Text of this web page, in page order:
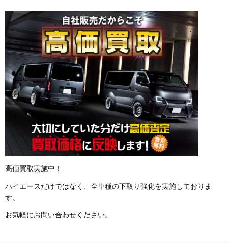
高価買取実施中！
ハイエースだけではなく、全車種の下取り強化を実施しておりま
す。
お気軽にお問い合わせください。